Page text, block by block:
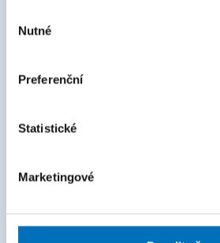
souhlasu
Nutné
Preferenční
Statistické
Marketingové
Spolupráce
Život na FIT
FAKTURAČNÍ ÚDAJE